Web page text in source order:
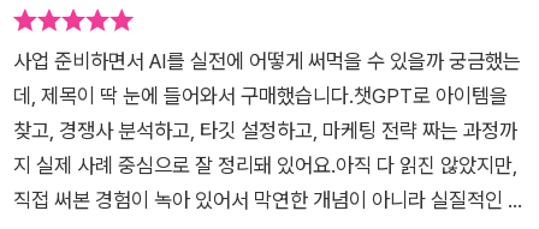
사업 준비하면서 AI를 실전에 어떻게 써먹을 수 있을까 궁금했는
데, 제목이 딱 눈에 들어와서 구매했습니다.챗GPT로 아이템을
찾고, 경쟁사 분석하고, 타깃 설정하고, 마케팅 전략 짜는 과정까
지 실제 사례 중심으로 잘 정리돼 있어요.아직 다 읽진 않았지만,
직접 써본 경험이 녹아 있어서 막연한 개념이 아니라 실질적인 팁